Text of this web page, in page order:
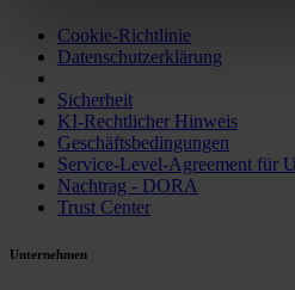
Cookie-Richtlinie
Datenschutzerklärung
Sicherheit
KI-Rechtlicher Hinweis
Geschäftsbedingungen
Service-Level-Agreement für
Nachtrag - DORA
Trust Center
Unternehmen